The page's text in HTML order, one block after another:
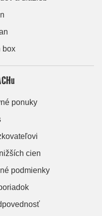
box
ponuky
cien
podmienky